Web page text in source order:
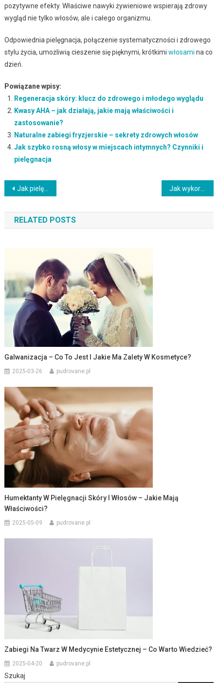
pozytywne efekty. Właściwe nawyki żywieniowe wspierają zdrowy
wygląd nie tylko włosów, ale i całego organizmu.
Odpowiednia pielęgnacja, połączenie systematyczności i zdrowego
stylu życia, umożliwią cieszenie się pięknymi, krótkimi włosami na co
dzień.
Powiązane wpisy:
Regeneracja skóry: klucz do zdrowego i młodego wyglądu
Kwasy AHA – jak działają, jakie mają właściwości i
zastosowanie?
Naturalne zabiegi fryzjerskie – sekrety zdrowych włosów
Jak szybko rosną włosy w miejscach intymnych? Czynniki i
pielęgnacja
Nawigacja
wpisu
Jak pielęgnować skórę wokół oczu w dojrzałym wieku? Jak wykorzystać dodatki w stylizacji sportowej
RELATED POSTS
Galwanizacja – Co To Jest I Jakie Ma Zalety W Kosmetyce?
2025-03-26 pudrovane.pl
Humektanty W Pielęgnacji Skóry I Włosów – Jakie Mają
Właściwości?
2025-05-09 pudrovane.pl
Zabiegi Na Twarz W Medycynie Estetycznej – Co Warto Wiedzieć?
2025-04-20 pudrovane.pl
Szukaj